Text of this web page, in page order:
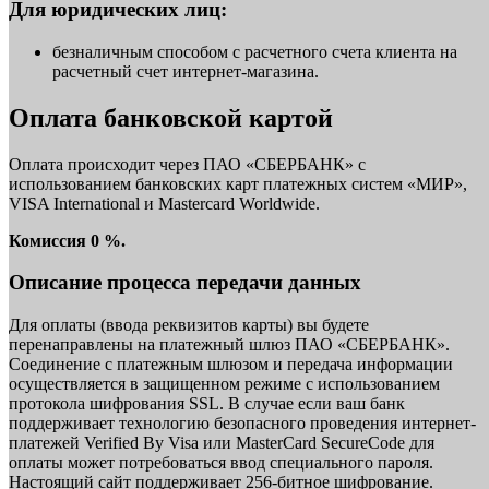
Для юридических лиц:
безналичным способом с расчетного счета клиента на
расчетный счет интернет-магазина.
Оплата банковской картой
Оплата происходит через ПАО «СБЕРБАНК» с
использованием банковских карт платежных систем «МИР»,
VISA International и Mastercard Worldwide.
Комиссия 0 %.
Описание процесса передачи данных
Для оплаты (ввода реквизитов карты) вы будете
перенаправлены на платежный шлюз ПАО «СБЕРБАНК».
Соединение с платежным шлюзом и передача информации
осуществляется в защищенном режиме с использованием
протокола шифрования SSL. В случае если ваш банк
поддерживает технологию безопасного проведения интернет-
платежей Verified By Visa или MasterCard SecureCode для
оплаты может потребоваться ввод специального пароля.
Настоящий сайт поддерживает 256-битное шифрование.